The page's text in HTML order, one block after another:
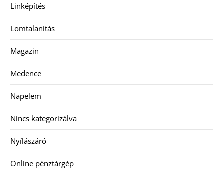
Linképítés
Lomtalanítás
Magazin
Medence
Napelem
Nincs kategorizálva
Nyílászáró
Online pénztárgép